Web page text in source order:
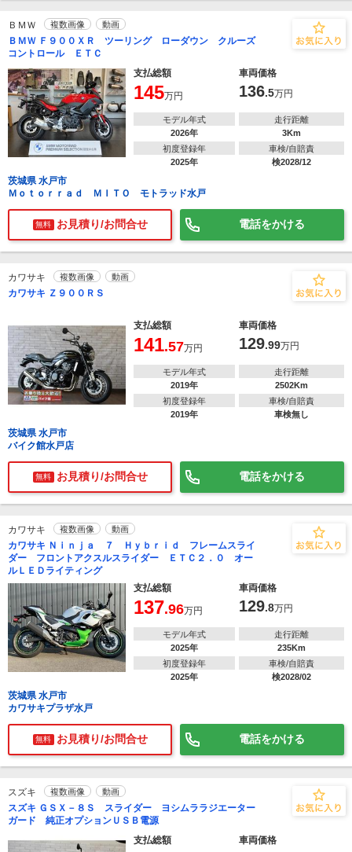
ＢＭＷ 複数画像 動画
ＢＭＷ Ｆ９００ＸＲ ツーリング ローダウン クルーズ
コントロール ＥＴＣ
支払総額
車両価格
145万円 136.5万円
モデル年式
2026年
走行距離
3Km
初度登録年
2025年
車検/自賠責
検2028/12
茨城県 水戸市
Ｍｏｔｏｒｒａｄ ＭＩＴＯ モトラッド水戸
無料 お見積り/お問合せ 電話をかける
カワサキ 複数画像 動画
カワサキ Ｚ９００ＲＳ
支払総額 車両価格
141.57万円 129.99万円
モデル年式
2019年
走行距離
2502Km
初度登録年
2019年
車検/自賠責
車検無し
茨城県 水戸市
バイク館水戸店
無料 お見積り/お問合せ 電話をかける
カワサキ 複数画像 動画
カワサキ Ｎｉｎｊａ ７ Ｈｙｂｒｉｄ フレームスライ
ダー フロントアクスルスライダー ＥＴＣ２．０ オー
ルＬＥＤライティング
支払総額
車両価格
137.96万円 129.8万円
モデル年式
2025年
走行距離
235Km
初度登録年
2025年
車検/自賠責
検2028/02
茨城県 水戸市
カワサキプラザ水戸
無料 お見積り/お問合せ 電話をかける
スズキ 複数画像 動画
スズキ ＧＳＸ－８Ｓ スライダー ヨシムララジエーター
ガード 純正オプションＵＳＢ電源
支払総額
車両価格